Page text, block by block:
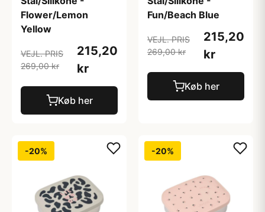
Flower/Lemon
Yellow
VEJL. PRIS
269,00 kr
215,20
kr
Køb her
Fun/Beach Blue
VEJL. PRIS
269,00 kr
215,20
kr
Køb her
-20% -20%